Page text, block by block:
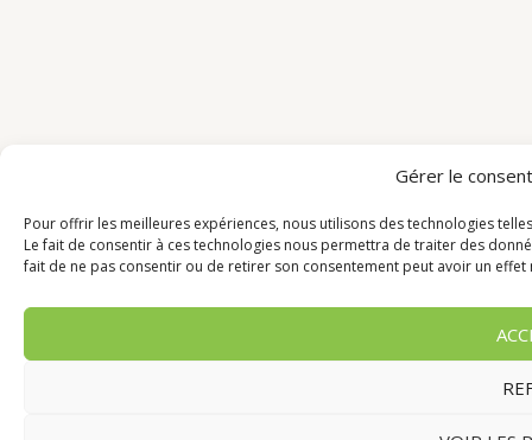
Gérer le
Pour offrir les meilleures expériences, nous utilisons des technologies
Le fait de consentir à ces technologies nous permettra de traiter des
fait de ne pas consentir ou de retirer son consentement peut avoir un